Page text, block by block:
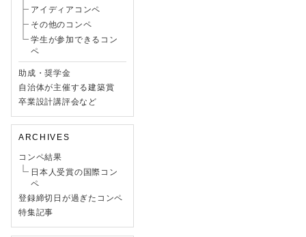
アイディアコンペ
その他のコンペ
学生が参加できるコン
ペ
助成・奨学金
自治体が主催する建築賞
卒業設計講評会など
ARCHIVES
コンペ結果
日本人受賞の国際コン
ペ
登録締切日が過ぎたコンペ
特集記事